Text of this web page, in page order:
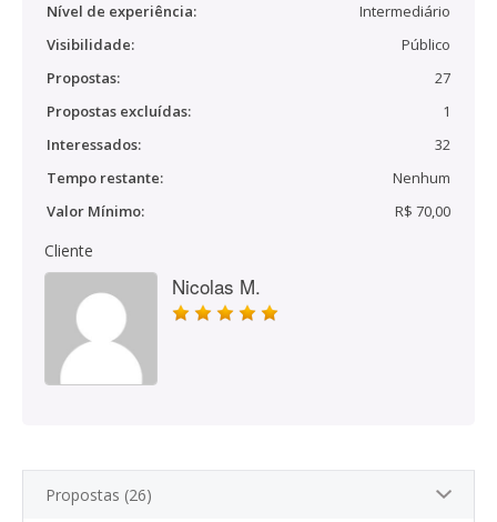
Nível de experiência:
Intermediário
Visibilidade:
Público
Propostas:
27
Propostas excluídas:
1
Interessados:
32
Tempo restante:
Nenhum
Valor Mínimo:
R$ 70,00
Cliente
Nicolas M.
Propostas (26)